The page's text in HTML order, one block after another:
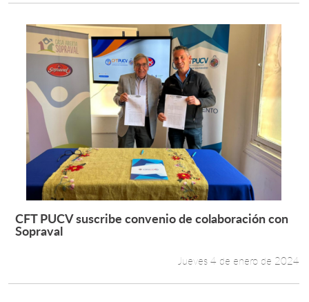
Leer más +
CFT PUCV suscribe convenio de colaboración con
Sopraval
Jueves 4 de enero de 2024